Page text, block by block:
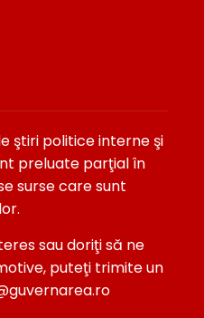
ştiri politice interne şi
preluate parţial în
surse care sunt
sau doriţi să ne
puteţi trimite un